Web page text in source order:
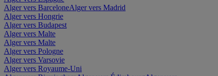
Alger vers BarceloneAlger vers Madrid
Alger vers Hongrie
Alger vers Budapest
Alger vers Malte
Alger vers Malte
Alger vers Pologne
Alger vers Varsovie
Alger vers Royaume-Uni